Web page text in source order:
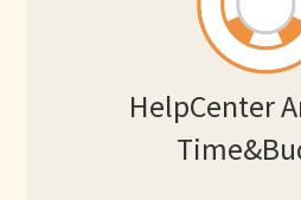
HelpCenter